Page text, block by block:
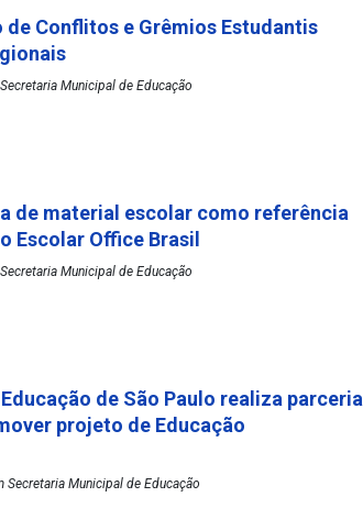
Conflitos e Grêmios Estudantis
Municipal de Educação
de material escolar como referência
Escolar Office Brasil
Municipal de Educação
de São Paulo realiza parceria
projeto de Educação
Municipal de Educação